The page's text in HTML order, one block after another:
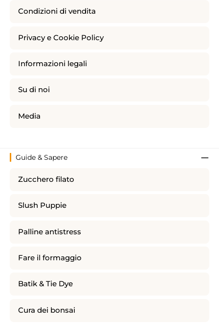
Condizioni di vendita
Privacy e Cookie Policy
Informazioni legali
Su di noi
Media
Guide & Sapere
Zucchero filato
Slush Puppie
Palline antistress
Fare il formaggio
Batik & Tie Dye
Cura dei bonsai